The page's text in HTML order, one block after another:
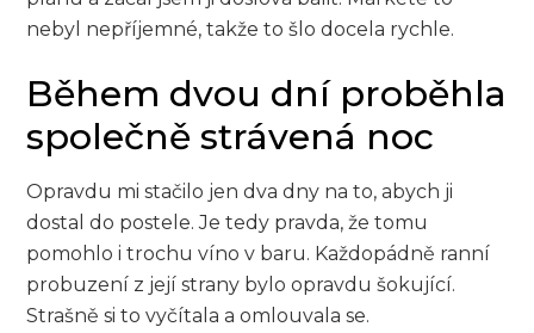
nebyl nepříjemné, takže to šlo docela rychle.
Během dvou dní proběhla
společně strávená noc
Opravdu mi stačilo jen dva dny na to, abych ji
dostal do postele. Je tedy pravda, že tomu
pomohlo i trochu víno v baru. Každopádně ranní
probuzení z její strany bylo opravdu šokující.
Strašně si to vyčítala a omlouvala se.